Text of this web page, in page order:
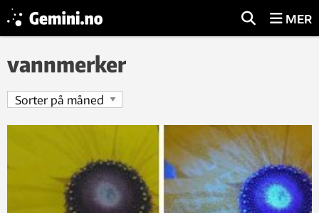
MER
vannmerker